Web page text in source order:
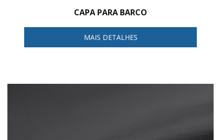
CAPA PARA BARCO
MAIS DETALHES